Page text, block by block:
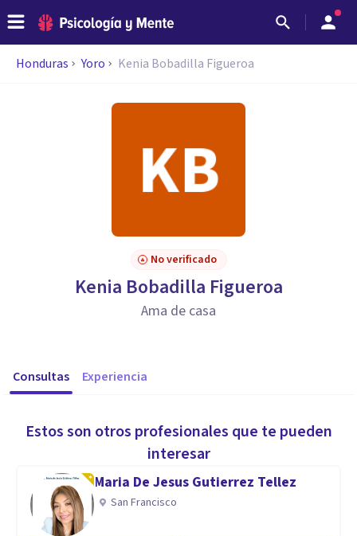
Honduras Yoro Kenia Bobadilla Figueroa
No verificado
Kenia Bobadilla Figueroa
Ama de casa
Consultas Experiencia
Estos son otros profesionales que te pueden
interesar
Maria De Jesus Gutierrez Tellez
San Francisco